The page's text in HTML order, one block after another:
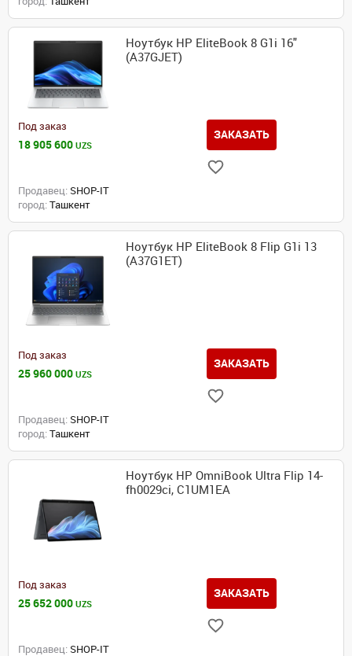
Ноутбук HP EliteBook 8 G1i 16"
(A37GJET)
Под заказ
18 905 600 UZS
ЗАКАЗАТЬ
Продавец: SHOP-IT
город: Ташкент
Ноутбук HP EliteBook 8 Flip G1i 13
(A37G1ET)
Под заказ
25 960 000 UZS
ЗАКАЗАТЬ
Продавец: SHOP-IT
город: Ташкент
Ноутбук HP OmniBook Ultra Flip 14-
fh0029ci, C1UM1EA
Под заказ
25 652 000 UZS
ЗАКАЗАТЬ
Продавец: SHOP-IT